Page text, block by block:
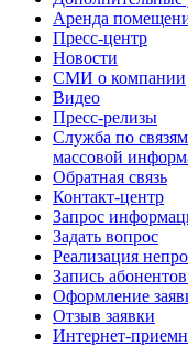
Аренда
Пресс-центр
Новости
СМИ о компании
Видео
Пресс-релизы
Служба по
массовой
Обратная связь
Контакт-центр
Запрос
Задать вопрос
Реализация
Запись
Оформление
Отзыв заявки
Интернет-